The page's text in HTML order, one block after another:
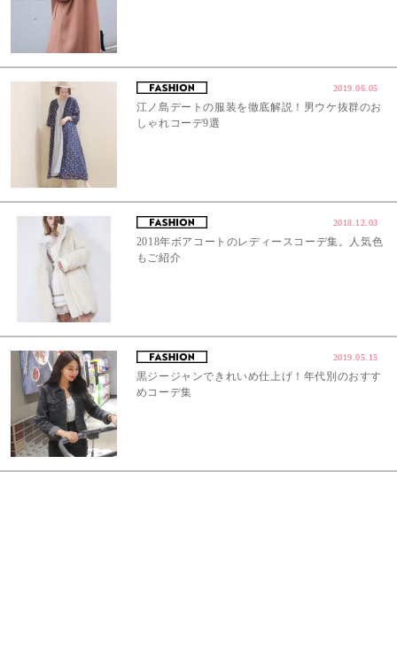
2019.06.05
江ノ島デートの服装を徹底解説！男ウケ抜群のお
しゃれコーデ9選
2018.12.03
2018年ボアコートのレディースコーデ集。人気色
もご紹介
2019.05.15
黒ジージャンできれいめ仕上げ！年代別のおすす
めコーデ集